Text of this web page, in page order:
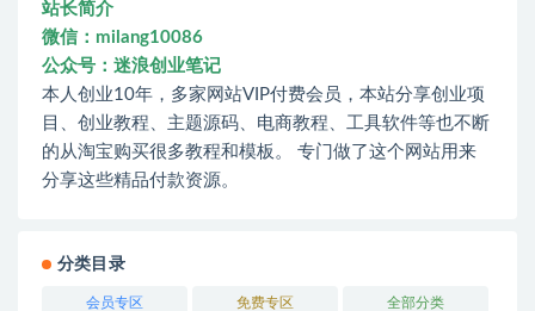
站长简介
微信：milang10086
公众号：迷浪创业笔记
本人创业10年，多家网站VIP付费会员，本站分享创业项
目、创业教程、主题源码、电商教程、工具软件等也不断
的从淘宝购买很多教程和模板。 专门做了这个网站用来
分享这些精品付款资源。
分类目录
会员专区 免费专区 全部分类